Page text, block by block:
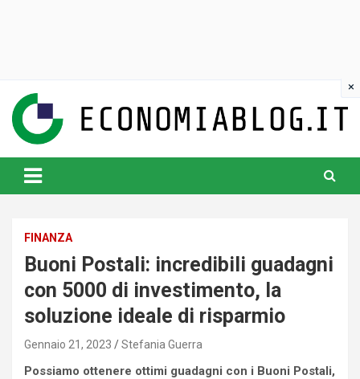
content
www.economiablog.it
FINANZA
Buoni Postali: incredibili guadagni
con 5000 di investimento, la
soluzione ideale di risparmio
Gennaio 21, 2023 Stefania Guerra
Possiamo ottenere ottimi guadagni con i Buoni Postali,